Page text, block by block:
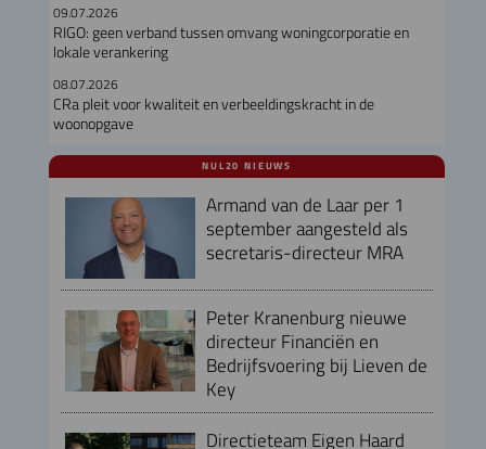
09.07.2026
RIGO: geen verband tussen omvang woningcorporatie en
lokale verankering
08.07.2026
CRa pleit voor kwaliteit en verbeeldingskracht in de
woonopgave
NUL20 NIEUWS
Armand van de Laar per 1
september aangesteld als
secretaris-directeur MRA
Peter Kranenburg nieuwe
directeur Financiën en
Bedrijfsvoering bij Lieven de
Key
Directieteam Eigen Haard